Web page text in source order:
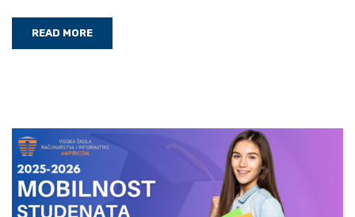
READ MORE